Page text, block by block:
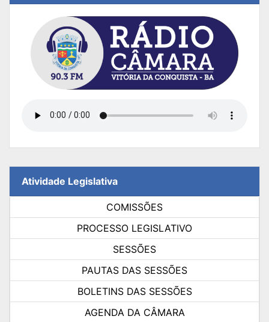
Atividade Legislativa
COMISSÕES
PROCESSO LEGISLATIVO
SESSÕES
PAUTAS DAS SESSÕES
BOLETINS DAS SESSÕES
AGENDA DA CÂMARA